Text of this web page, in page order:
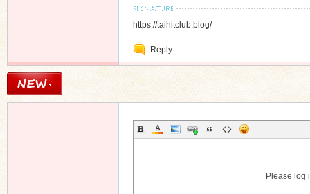
https://taihitclub.blog/
Reply
Please log